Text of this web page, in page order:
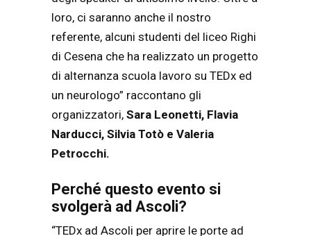
loro, ci saranno anche il nostro
referente, alcuni studenti del liceo Righi
di Cesena che ha realizzato un progetto
di alternanza scuola lavoro su TEDx ed
un neurologo” raccontano gli
organizzatori, Sara Leonetti, Flavia
Narducci, Silvia Totò e Valeria
Petrocchi.
Perché questo evento si
svolgerà ad Ascoli?
“TEDx ad Ascoli per aprire le porte ad